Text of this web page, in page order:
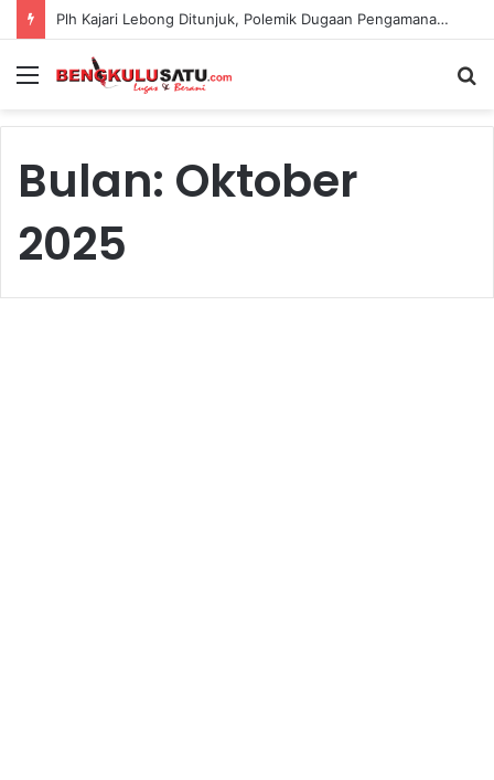
Plh Kajari Lebong Ditunjuk, Polemik Dugaan Pengamanan Pejabat Kejari Kian Jadi Sorotan
Menu
Bulan: Oktober
2025